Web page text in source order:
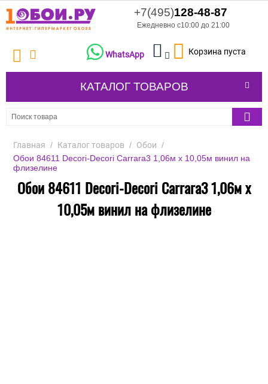
+7(495)128-48-87
Ежедневно с10:00 до 21:00
Корзина пуста
WhatsApp
КАТАЛОГ ТОВАРОВ
Главная / Каталог товаров / Обои /
Обои 84611 Decori-Decori Carrara3 1,06м х 10,05м винил на
флизелине
Обои 84611 Decori-Decori Carrara3 1,06м х
10,05м винил на флизелине